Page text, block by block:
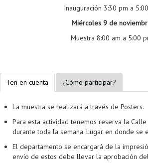
Inauguración 3:30 pm a
Miércoles 9 de
Muestra 8:00 am a 5:00
Ten en cuenta ¿Cómo participar?
La muestra se realizará a través de Posters.
Para esta actividad tenemos reserva la
durante toda la semana. Lugar en donde se
El departamento se encargará de la
envío de estos debe llevar la aprobación